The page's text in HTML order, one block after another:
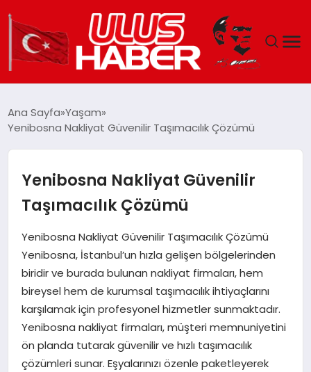
EKONOMI
SIYASET
MAGAZIN
SPOR
Ana Sayfa Yaşam
Yenibosna Nakliyat Güvenilir Taşımacılık Çözümü
Yenibosna Nakliyat Güvenilir
Taşımacılık Çözümü
Yenibosna Nakliyat Güvenilir Taşımacılık Çözümü
Yenibosna, İstanbul’un hızla gelişen bölgelerinden
biridir ve burada bulunan nakliyat firmaları, hem
bireysel hem de kurumsal taşımacılık ihtiyaçlarını
karşılamak için profesyonel hizmetler sunmaktadır.
Yenibosna nakliyat firmaları, müşteri memnuniyetini
ön planda tutarak güvenilir ve hızlı taşımacılık
çözümleri sunar. Eşyalarınızı özenle paketleyerek